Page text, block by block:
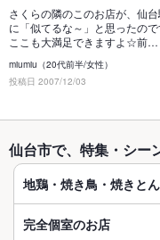
さくらの隣のこのお店が、仙
に「似てるな～」と思ったの
ここも大満足できますよ☆前…
miumiu（20代前半/女性）
投稿日 2007/12/03
仙台市で、特集・シー
地鶏・焼き鳥・焼きと
完全個室のお店